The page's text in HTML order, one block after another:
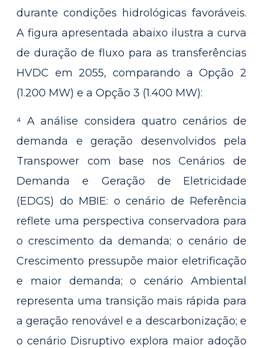
durante condições hidrológicas favoráveis.
A figura apresentada abaixo ilustra a curva
de duração de fluxo para as transferências
HVDC em 2055, comparando a Opção 2
(1.200 MW) e a Opção 3 (1.400 MW):
⁴ A análise considera quatro cenários de
demanda e geração desenvolvidos pela
Transpower com base nos Cenários de
Demanda e Geração de Eletricidade
(EDGS) do MBIE: o cenário de Referência
reflete uma perspectiva conservadora para
o crescimento da demanda; o cenário de
Crescimento pressupõe maior eletrificação
e maior demanda; o cenário Ambiental
representa uma transição mais rápida para
a geração renovável e a descarbonização; e
o cenário Disruptivo explora maior adoção